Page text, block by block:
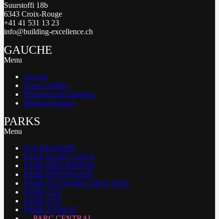
Suurstoffi 18b
6343 Croix-Rouge
+41 41 531 13 23
info@building-excellence.ch
GAUCHE
Menu
Accueil
Espace médias
Protection des données
Mentions légales
PARKS
Menu
FOUNDATION
PARK BASEL AREA
PARK BIEL/BIENNE
PARK INNOVAARE
PARK NETWORK WEST EPFL
PARK OST
PARK OST
PARK ZURICH